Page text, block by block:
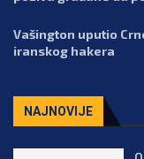
Vašington uputio
iranskog hakera
NAJNOVIJE